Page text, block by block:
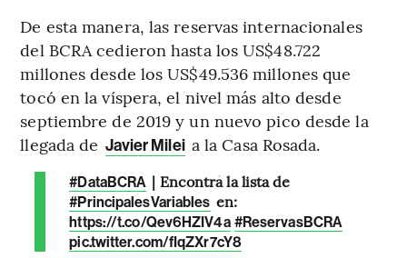
De esta manera, las reservas internacionales
del BCRA cedieron hasta los US$48.722
millones desde los US$49.536 millones que
tocó en la víspera, el nivel más alto desde
septiembre de 2019 y un nuevo pico desde la
llegada de Javier Milei a la Casa Rosada.
#DataBCRA | Encontrá la lista de
#PrincipalesVariables en:
https://t.co/Qev6HZIV4a #ReservasBCRA
pic.twitter.com/fIqZXr7cY8